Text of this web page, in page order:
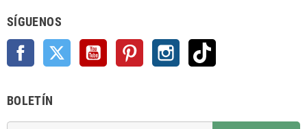
SÍGUENOS
Facebook Twitter YouTube Pinterest Instagram
BOLETÍN